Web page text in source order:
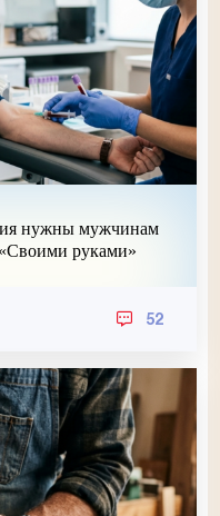
нужны мужчинам
руками»
52